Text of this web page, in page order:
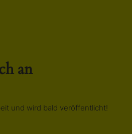
an
und wird bald veröffentlicht!